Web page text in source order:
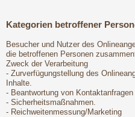
Kategorien betroffener
Besucher und Nutzer des
die betroffenen Personen
Zweck der Verarbeitung
- Zurverfügungstellung des
Inhalte.
- Beantwortung von
- Sicherheitsmaßnahmen.
- Reichweitenmessung/Marketing